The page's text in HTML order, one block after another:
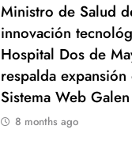
Ministro de Salud
innovación
Hospital Dos de
respalda expansión
Sistema Web Galen
8 months ago